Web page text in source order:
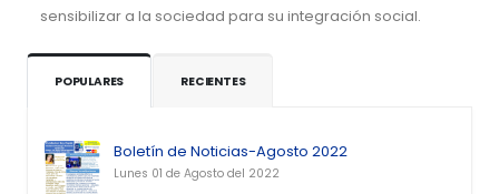
sensibilizar a la sociedad para su integración social.
POPULARES RECIENTES
Boletín de Noticias-Agosto 2022
Lunes 01 de Agosto del 2022